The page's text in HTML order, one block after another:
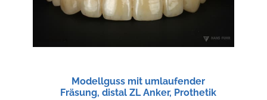
Modellguss mit umlaufender
Fräsung, distal ZL Anker, Prothetik